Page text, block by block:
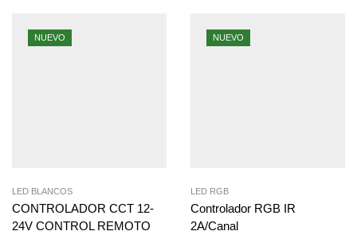
NUEVO
LED BLANCOS
CONTROLADOR CCT 12-
24V CONTROL REMOTO
NUEVO
LED RGB
Controlador RGB IR
2A/Canal